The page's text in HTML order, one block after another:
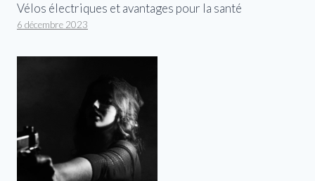
Vélos électriques et avantages pour la santé
6 décembre 2023